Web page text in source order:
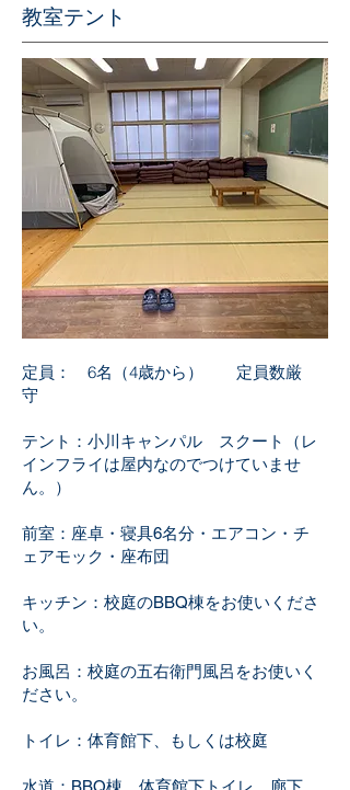
​教室テント
​​定員： 6名（4歳から） 定員数厳
守
テント：小川キャンパル スクート（レ
インフライは屋内なのでつけていませ
ん。）
前室：座卓・寝具6名分・エアコン・チ
ェアモック・座布団​​
キッチン：校庭のBBQ棟をお使いくださ
い。
お風呂：校庭の五右衛門風呂をお使いく
ださい。​
トイレ：体育館下、もしくは校庭​​
水道：BBQ棟、体育館下トイレ、廊下​​